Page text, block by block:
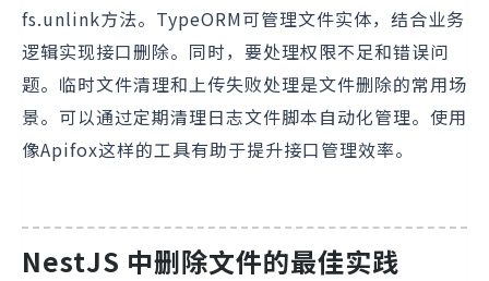
fs.unlink方法。TypeORM可管理文件实体，结合业务
逻辑实现接口删除。同时，要处理权限不足和错误问
题。临时文件清理和上传失败处理是文件删除的常用场
景。可以通过定期清理日志文件脚本自动化管理。使用
像Apifox这样的工具有助于提升接口管理效率。
NestJS 中删除文件的最佳实践